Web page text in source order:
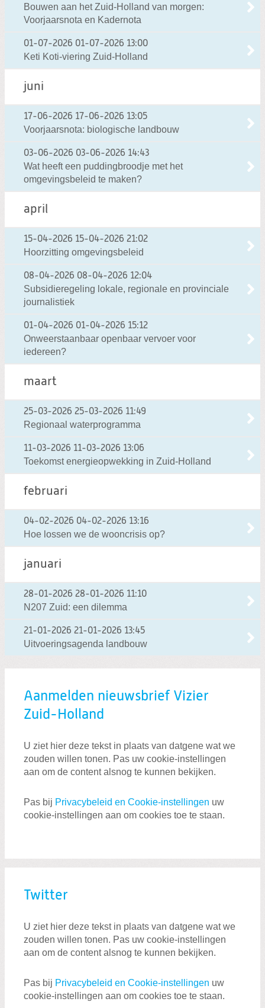
Bouwen aan het Zuid-Holland van morgen:
Voorjaarsnota en Kadernota
01-07-2026 01-07-2026 13:00
Keti Koti-viering Zuid-Holland
juni
17-06-2026 17-06-2026 13:05
Voorjaarsnota: biologische landbouw
03-06-2026 03-06-2026 14:43
Wat heeft een puddingbroodje met het
omgevingsbeleid te maken?
april
15-04-2026 15-04-2026 21:02
Hoorzitting omgevingsbeleid
08-04-2026 08-04-2026 12:04
Subsidieregeling lokale, regionale en provinciale
journalistiek
01-04-2026 01-04-2026 15:12
Onweerstaanbaar openbaar vervoer voor
iedereen?
maart
25-03-2026 25-03-2026 11:49
Regionaal waterprogramma
11-03-2026 11-03-2026 13:06
Toekomst energieopwekking in Zuid-Holland
februari
04-02-2026 04-02-2026 13:16
Hoe lossen we de wooncrisis op?
januari
28-01-2026 28-01-2026 11:10
N207 Zuid: een dilemma
21-01-2026 21-01-2026 13:45
Uitvoeringsagenda landbouw
Aanmelden nieuwsbrief Vizier
Zuid-Holland
U ziet hier deze tekst in plaats van datgene wat we
zouden willen tonen. Pas uw cookie-instellingen
aan om de content alsnog te kunnen bekijken.
Pas bij Privacybeleid en Cookie-instellingen uw
cookie-instellingen aan om cookies toe te staan.
Twitter
U ziet hier deze tekst in plaats van datgene wat we
zouden willen tonen. Pas uw cookie-instellingen
aan om de content alsnog te kunnen bekijken.
Pas bij Privacybeleid en Cookie-instellingen uw
cookie-instellingen aan om cookies toe te staan.